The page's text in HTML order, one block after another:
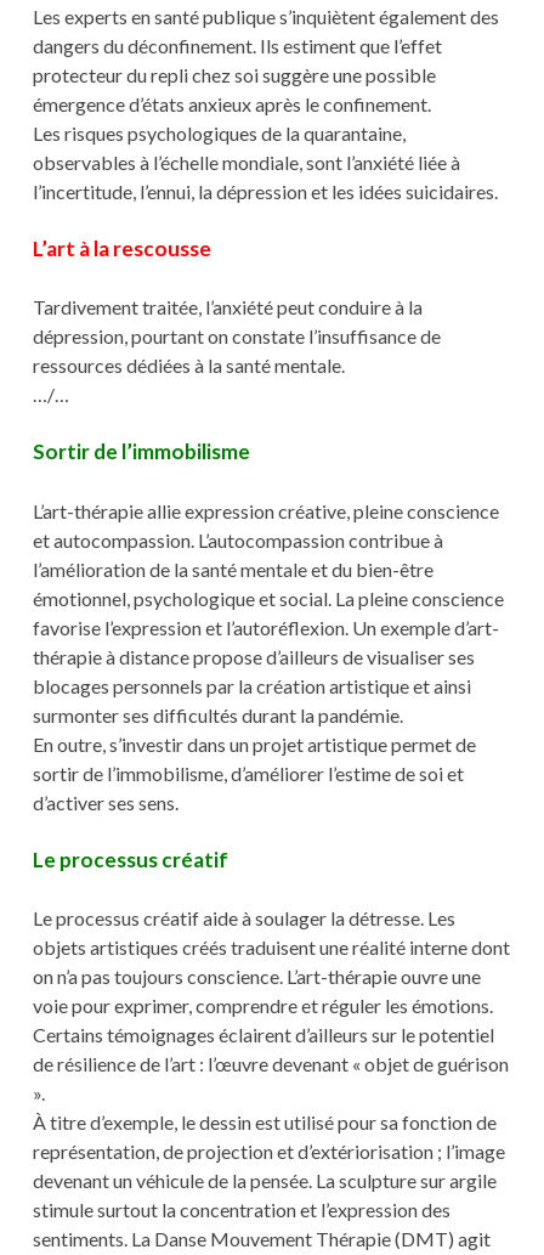
Les experts en santé publique s’inquiètent également des
dangers du déconfinement. Ils estiment que l’effet
protecteur du repli chez soi suggère une possible
émergence d’états anxieux après le confinement.
Les risques psychologiques de la quarantaine,
observables à l’échelle mondiale, sont l’anxiété liée à
l’incertitude, l’ennui, la dépression et les idées suicidaires.
L’art à la rescousse
Tardivement traitée, l’anxiété peut conduire à la
dépression, pourtant on constate l’insuffisance de
ressources dédiées à la santé mentale.
…/…
Sortir de l’immobilisme
L’art-thérapie allie expression créative, pleine conscience
et autocompassion. L’autocompassion contribue à
l’amélioration de la santé mentale et du bien-être
émotionnel, psychologique et social. La pleine conscience
favorise l’expression et l’autoréflexion. Un exemple d’art-
thérapie à distance propose d’ailleurs de visualiser ses
blocages personnels par la création artistique et ainsi
surmonter ses difficultés durant la pandémie.
En outre, s’investir dans un projet artistique permet de
sortir de l’immobilisme, d’améliorer l’estime de soi et
d’activer ses sens.
Le processus créatif
Le processus créatif aide à soulager la détresse. Les
objets artistiques créés traduisent une réalité interne dont
on n’a pas toujours conscience. L’art-thérapie ouvre une
voie pour exprimer, comprendre et réguler les émotions.
Certains témoignages éclairent d’ailleurs sur le potentiel
de résilience de l’art : l’œuvre devenant « objet de guérison
».
À titre d’exemple, le dessin est utilisé pour sa fonction de
représentation, de projection et d’extériorisation ; l’image
devenant un véhicule de la pensée. La sculpture sur argile
stimule surtout la concentration et l’expression des
sentiments. La Danse Mouvement Thérapie (DMT) agit